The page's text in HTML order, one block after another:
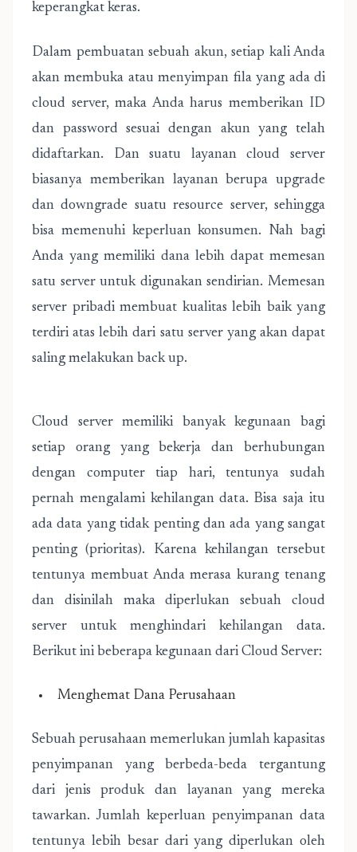
keperangkat keras.
Dalam pembuatan sebuah akun, setiap kali Anda
akan membuka atau menyimpan fila yang ada di
cloud server, maka Anda harus memberikan ID
dan password sesuai dengan akun yang telah
didaftarkan. Dan suatu layanan cloud server
biasanya memberikan layanan berupa upgrade
dan downgrade suatu resource server, sehingga
bisa memenuhi keperluan konsumen. Nah bagi
Anda yang memiliki dana lebih dapat memesan
satu server untuk digunakan sendirian. Memesan
server pribadi membuat kualitas lebih baik yang
terdiri atas lebih dari satu server yang akan dapat
saling melakukan back up.
Cloud server memiliki banyak kegunaan bagi
setiap orang yang bekerja dan berhubungan
dengan computer tiap hari, tentunya sudah
pernah mengalami kehilangan data. Bisa saja itu
ada data yang tidak penting dan ada yang sangat
penting (prioritas). Karena kehilangan tersebut
tentunya membuat Anda merasa kurang tenang
dan disinilah maka diperlukan sebuah cloud
server untuk menghindari kehilangan data.
Berikut ini beberapa kegunaan dari Cloud Server:
Menghemat Dana Perusahaan
Sebuah perusahaan memerlukan jumlah kapasitas
penyimpanan yang berbeda-beda tergantung
dari jenis produk dan layanan yang mereka
tawarkan. Jumlah keperluan penyimpanan data
tentunya lebih besar dari yang diperlukan oleh